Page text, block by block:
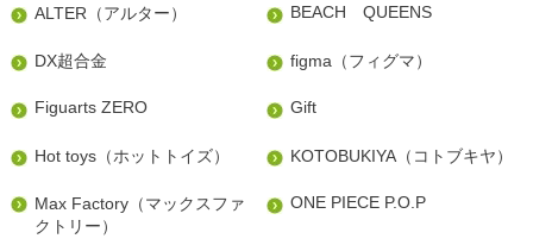
ALTER（アルター） BEACH QUEENS
DX超合金 figma（フィグマ）
Figuarts ZERO Gift
Hot toys（ホットトイズ） KOTOBUKIYA（コトブキヤ）
Max Factory（マックスファ
クトリー）
ONE PIECE P.O.P